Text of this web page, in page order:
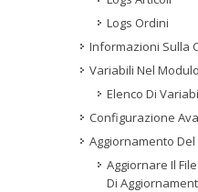
Logs Ordini
Informazioni Sulla
Variabili Nel
Elenco Di
Configurazione
Aggiornamento
Aggiornare Il
Di